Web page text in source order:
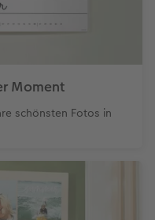
Moment
schönsten Fotos in